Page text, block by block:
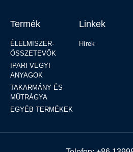
Termék
ÉLELMISZER-
ÖSSZETEVŐK
IPARI VEGYI
ANYAGOK
TAKARMÁNY ÉS
MŰTRÁGYA
EGYÉB TERMÉKEK
Linkek
Hírek